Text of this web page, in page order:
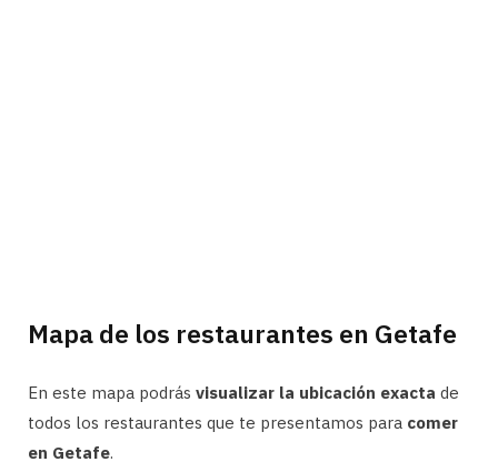
Mapa de los restaurantes en Getafe
En este mapa podrás visualizar la ubicación exacta de
todos los restaurantes que te presentamos para comer
en Getafe.